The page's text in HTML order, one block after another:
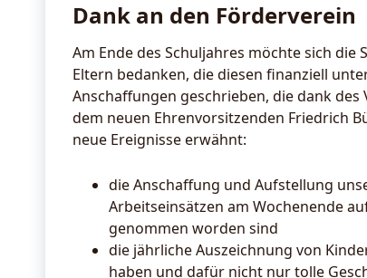
Dank an den Förderverein
Am Ende des Schuljahres möchte sich
Eltern bedanken, die diesen finanziell
Anschaffungen geschrieben, die dank
dem neuen Ehrenvorsitzenden Friedrich
neue Ereignisse erwähnt:
die Anschaffung und Aufstellung
Arbeitseinsätzen am Wochenende
genommen worden sind
die jährliche Auszeichnung von
haben und dafür nicht nur tolle